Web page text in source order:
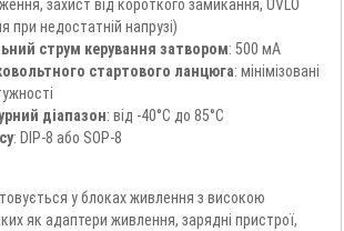
захист від короткого замикання, UVLO
при недостатній напрузі)
струм керування затвором: 500 мА
стартового ланцюга: мінімізовані
діапазон: від -40°C до 85°C
: DIP-8 або SOP-8
у блоках живлення з високою
як адаптери живлення, зарядні пристрої,